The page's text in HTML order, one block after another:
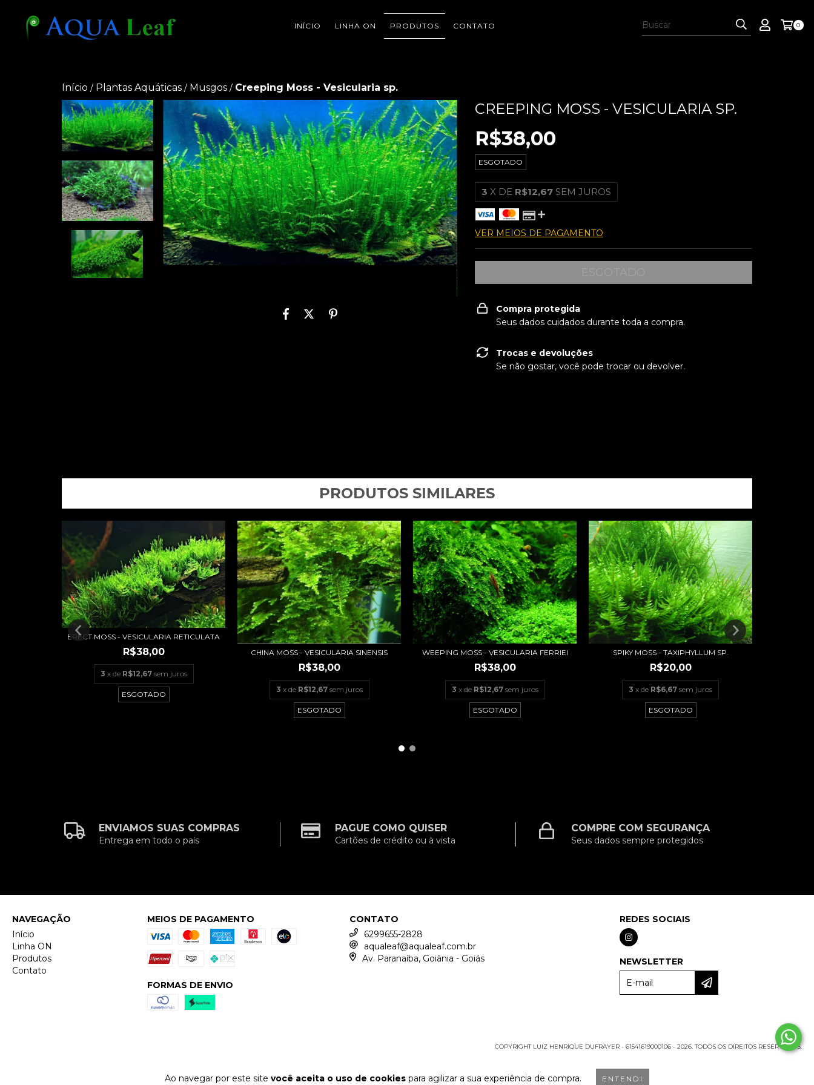
Ao navegar por este site você aceita o uso de cookies para agilizar a sua experiência de compra. ENTENDI
INÍCIO LINHA ON PRODUTOS CONTATO 0
Início / Plantas Aquáticas / Musgos / Creeping Moss - Vesicularia sp.
CREEPING MOSS - VESICULARIA SP.
R$38,00
ESGOTADO
3 X DE R$12,67 SEM JUROS
VER MEIOS DE PAGAMENTO
Compra protegida
Seus dados cuidados durante toda a compra.
Trocas e devoluções
Se não gostar, você pode trocar ou devolver.
PRODUTOS SIMILARES
ERECT MOSS - VESICULARIA RETICULATA
R$38,00
3 x de R$12,67 sem juros
ESGOTADO
CHINA MOSS - VESICULARIA SINENSIS
R$38,00
3 x de R$12,67 sem juros
ESGOTADO
WEEPING MOSS - VESICULARIA FERRIEI
R$38,00
3 x de R$12,67 sem juros
ESGOTADO
SPIKY MOSS - TAXIPHYLLUM SP.
R$20,00
3 x de R$6,67 sem juros
ESGOTADO
ENVIAMOS SUAS COMPRAS
Entrega em todo o país
PAGUE COMO QUISER
Cartões de crédito ou à vista
COMPRE COM SEGURANÇA
Seus dados sempre protegidos
NAVEGAÇÃO
Início
Linha ON
Produtos
Contato
MEIOS DE PAGAMENTO
FORMAS DE ENVIO
CONTATO
6299655-2828
aqualeaf@aqualeaf.com.br
Av. Paranaíba, Goiânia - Goiás
REDES SOCIAIS
NEWSLETTER
COPYRIGHT LUIZ HENRIQUE DUFRAYER - 61541619000106 - 2026. TODOS OS DIREITOS RESERVADOS.